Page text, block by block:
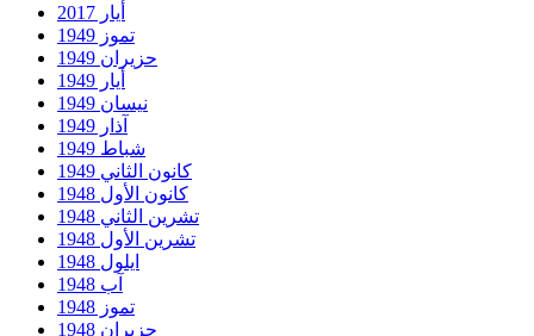
أيار 2017
تموز 1949
حزيران 1949
أيار 1949
نيسان 1949
آذار 1949
شباط 1949
كانون الثاني 1949
كانون الأول 1948
تشرين الثاني 1948
تشرين الأول 1948
ايلول 1948
آب 1948
تموز 1948
حزيران 1948